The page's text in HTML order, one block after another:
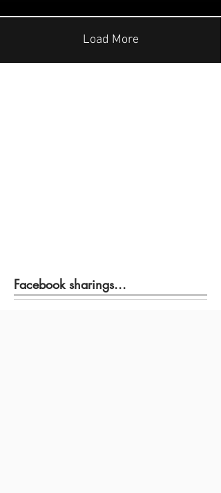
Load More
Facebook sharings...